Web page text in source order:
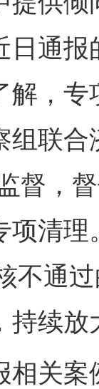
日通
解，
组联合
督，
项清
不通
持续
关案